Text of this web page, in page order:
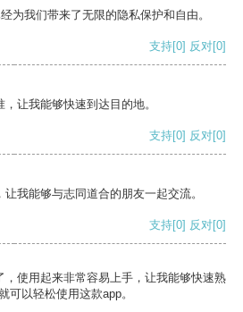
为我们带来了无限的隐私保护和自由。
支持[0] 反对[0]
让我能够快速到达目的地。
支持[0] 反对[0]
我能够与志同道合的朋友一起交流。
支持[0] 反对[0]
，使用起来非常容易上手，让我能够快速熟
可以轻松使用这款app。